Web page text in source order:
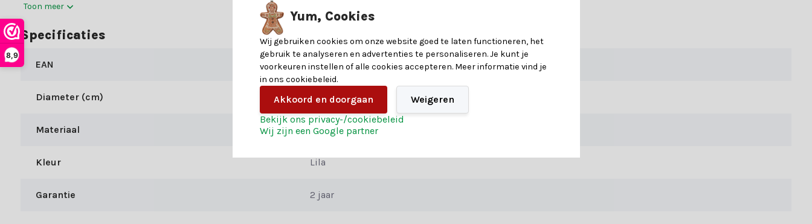
8,9
De kerstbal is gemaakt van prachtig glas, wat zorgt voor een luxe uitstraling en een verfijnde afwerking. Deze kerstballen van House of Seasons zijn met zorg gemaakt om jarenlang mee te gaan.
Bekijk de specificatietabel voor meer details.
Twijfel je nog?
Kerstland.nl is dé webshop voor al jouw kerstversiering. Twijfel je over welke glazen kerstballen het beste bij jouw kerstboom passen? Laat je dan adviseren door een van onze
klantenservicemedewerkers of maak gebruik van onze handige keuzehulp.
Shop bij Kerstland.nl
Bij Kerstland.nl profiteer je naast onze expertise van uitstekende voorwaarden voor een geslaagde kerst. Profiteer daarnaast van:
Achteraf betalen
Toon meer
Specificaties
EAN 8720983261190
Diameter (cm) 8
Materiaal Plastic
Kleur Lila
Garantie 2 jaar
Yum, Cookies
Wij gebruiken cookies om onze website goed te laten functioneren, het
gebruik te analyseren en advertenties te personaliseren. Je kunt je
voorkeuren instellen of alle cookies accepteren. Meer informatie vind je
in ons cookiebeleid.
Akkoord en doorgaan
Weigeren
Bekijk ons privacy-/cookiebeleid
Wij zijn een Google partner